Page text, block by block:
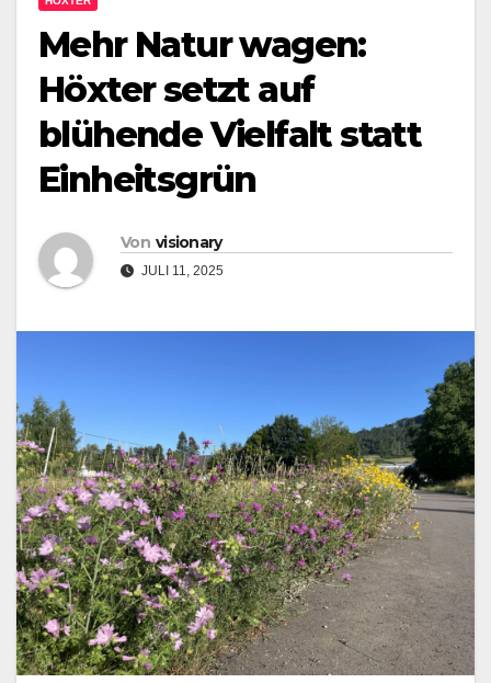
Mehr Natur wagen:
Höxter setzt auf
blühende Vielfalt statt
Einheitsgrün
Von visionary
JULI 11, 2025